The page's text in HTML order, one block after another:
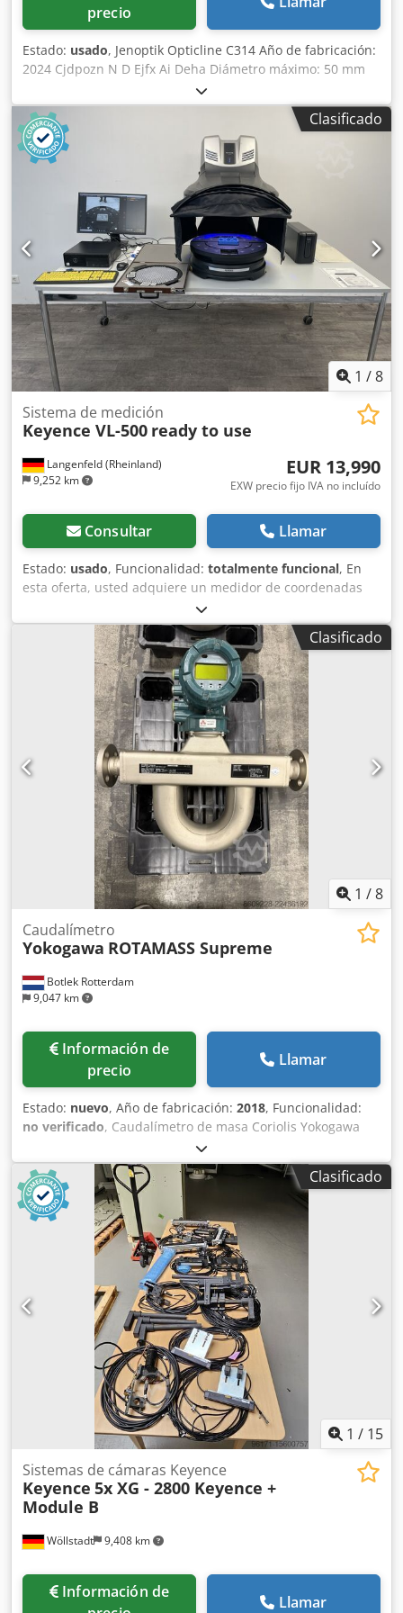
precio
Estado: usado, Jenoptik Opticline C314 Año de fabricación:
2024 Cjdpozn N D Ejfx Ai Deha Diámetro máximo: 50 mm
Longitud máxima: 300 mm Esta oferta está dirigida
exclusivamente a empresarios, según el artículo 14 del
Código Civil alemán (BGB).
Clasificado
1 /8
Langenfeld (Rheinland)
9,252 km
Sistema de medición
Keyence VL-500 ready to use
EUR 13,990
EXW precio fijo IVA no incluído
Consultar Llamar
Estado: usado, Funcionalidad: totalmente funcional, En
esta oferta, usted adquiere un medidor de coordenadas
3D usado, modelo "Keyence VL-500". Objeto de la venta: 1x
Keyence VL-500 con el siguiente equipamiento: incluye
software incluye software adicional incluye ordenador
portátil para su uso incluye placa de calibración listo para
su uso inmediato Estado: Codpfx Asy Iaa Tsi Dsha Esta
oferta corresponde a un dispositivo usado que podría
presentar signos de uso (pequeños arañazos o
decoloraciones). El dispositivo ha sido probado y funciona
correctamente. Embalaje y envío: Puede venir a ver el
dispositivo durante nuestro horario de atención. ¡Por favor,
programe una cita! Ofrecemos embalaje resistente al
transporte marítimo y envío a nivel mundial, bajo petición.
Antes del envío o la recogida, realizaremos una prueba de
funcionamiento y la grabaremos en vídeo para usted. Para
obtener más información, no dude en ponerse en contacto
con nosotros.
Clasificado
1 /8
Botlek Rotterdam
9,047 km
Caudalímetro
Yokogawa ROTAMASS Supreme
Información de
precio
Llamar
Estado: nuevo, Año de fabricación: 2018, Funcionalidad:
no verificado, Caudalímetro de masa Coriolis Yokogawa
ROTAMASS Supreme, en excelentes condiciones.
Especificaciones: Fabricante: Yokogawa Modelo:
ROTAMASS Supreme Chsdszrigujpfx Ai Dea Modelo de
sensor: RESSC38A10 Modelo de convertidor: RCCS-25BA10-
0C70-SF22-A-B1 Tamaño: DN25 (1") Alimentación: 24 VCC
Certificación ATEX / A prueba de explosiones Construcción
en acero inoxidable Año: 2018 Incluye transmisor Listo
para la instalación El equipo se vende tal como está, en el
lugar donde se encuentra, sin garantía. Condiciones de
entrega: EXW Róterdam, Países Bajos, cargado en su
Clasificado
1 / 15
Wöllstadt 9,408 km
Sistemas de cámaras Keyence
Keyence 5x XG - 2800 Keyence +
Module B
Información de
Llamar